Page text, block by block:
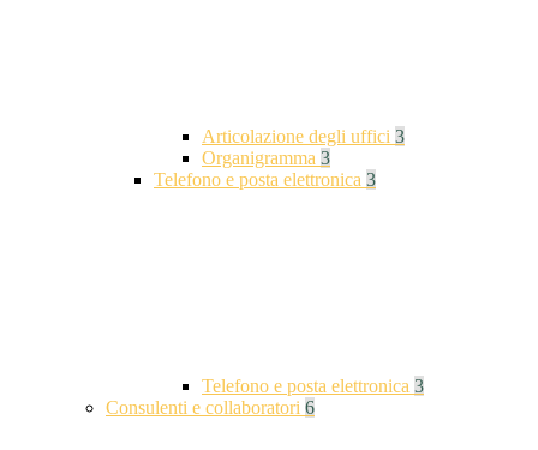
Articolazione degli uffici 3
Organigramma 3
Telefono e posta elettronica 3
Telefono e posta elettronica 3
Consulenti e collaboratori 6